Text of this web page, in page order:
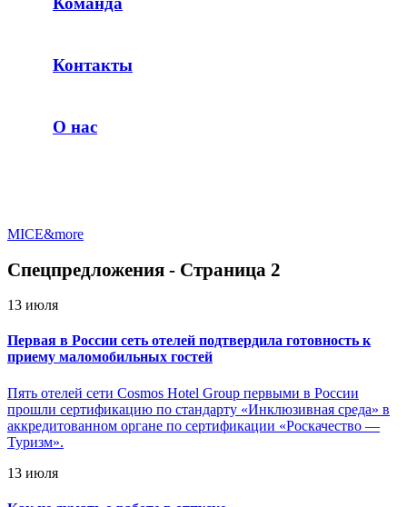
Контакты
О нас
MICE&more
Спецпредложения - Страница 2
13 июля
Первая в России сеть отелей подтвердила готовность к
приему маломобильных гостей
Пять отелей сети Cosmos Hotel Group первыми в России
прошли сертификацию по стандарту «Инклюзивная среда» в
аккредитованном органе по сертификации «Роскачество —
Туризм».
13 июля